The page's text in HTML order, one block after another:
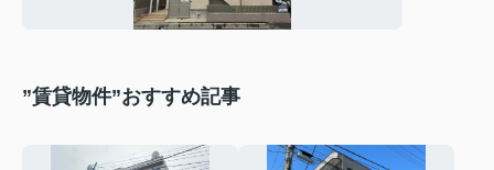
”賃貸物件”おすすめ記事